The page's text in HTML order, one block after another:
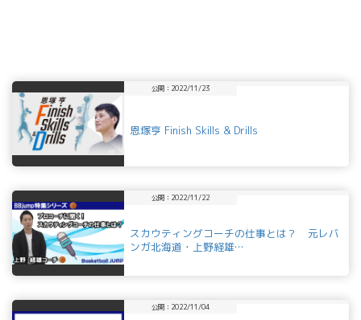
公開：2022/11/23
恩塚亨 Finish Skills & Drills
公開：2022/11/22
スカウティングコーチの仕事とは？ 元レバ
ンガ北海道・上野経雄…
公開：2022/11/04